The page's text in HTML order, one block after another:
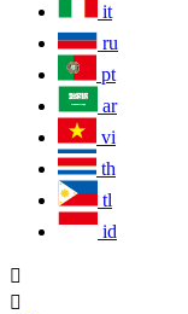
it
ru
pt
ar
vi
th
tl
id

